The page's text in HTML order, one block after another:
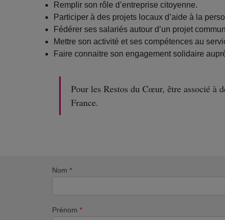
Remplir son rôle d’entreprise citoyenne.
Participer à des projets locaux d’aide à la
Fédérer ses salariés autour d’un projet
Mettre son activité et ses compétences au
Faire connaitre son engagement solidaire
Pour les Restos du Cœur, être associé à
France.
Nom *
Prénom *